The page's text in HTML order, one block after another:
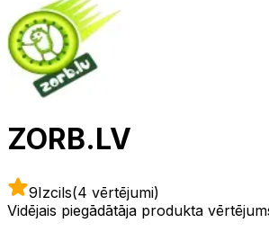
ZORB.LV
9Izcils(4 vērtējumi)
Vidējais piegādātāja produkta